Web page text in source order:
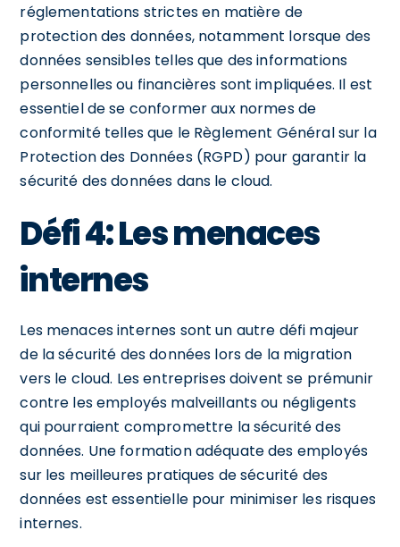
réglementations strictes en matière de
protection des données, notamment lorsque des
données sensibles telles que des informations
personnelles ou financières sont impliquées. Il est
essentiel de se conformer aux normes de
conformité telles que le Règlement Général sur la
Protection des Données (RGPD) pour garantir la
sécurité des données dans le cloud.
Défi 4: Les menaces
internes
Les menaces internes sont un autre défi majeur
de la sécurité des données lors de la migration
vers le cloud. Les entreprises doivent se prémunir
contre les employés malveillants ou négligents
qui pourraient compromettre la sécurité des
données. Une formation adéquate des employés
sur les meilleures pratiques de sécurité des
données est essentielle pour minimiser les risques
internes.